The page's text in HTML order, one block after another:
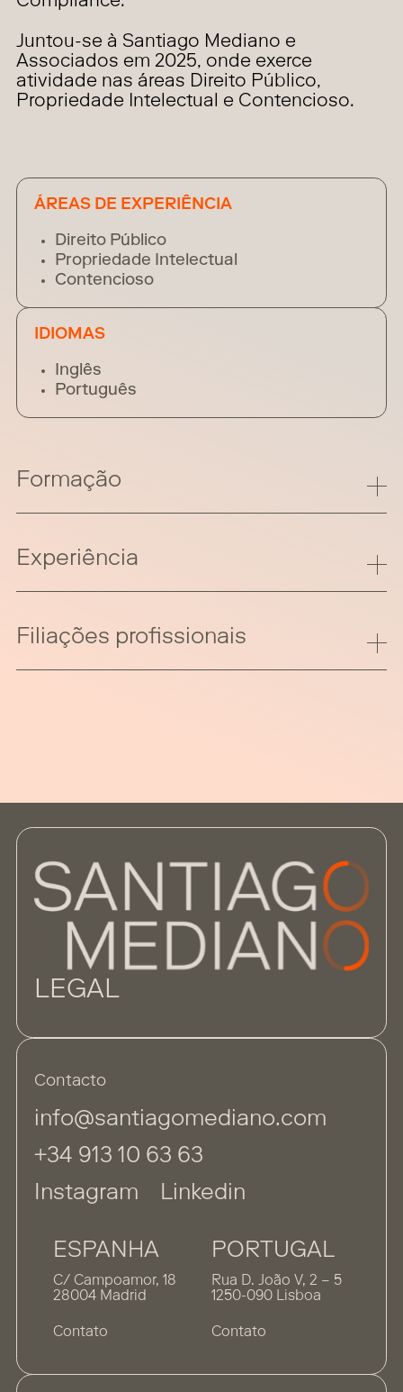
Juntou-se à Santiago Mediano e
Associados em 2025, onde exerce
atividade nas áreas Direito Público,
Propriedade Intelectual e Contencioso.
ÁREAS DE EXPERIÊNCIA
Direito Público
Propriedade Intelectual
Contencioso
IDIOMAS
Inglês
Português
Formação
Experiência
Filiações profissionais
Contacto
info@santiagomediano.com
+34 913 10 63 63
Instagram
Linkedin
ESPANHA
C/ Campoamor, 18
28004 Madrid
Contato
PORTUGAL
Rua D. João V, 2 – 5
1250-090 Lisboa
Contato
LEGAL